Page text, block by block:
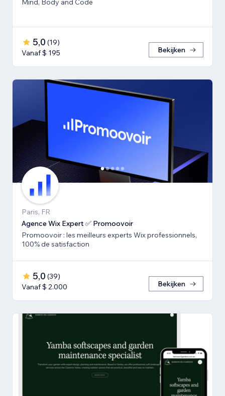
Mind, Body and Code
5,0 (19)
Vanaf $ 195
Bekijken
Paris, FR
Agence Wix Expert ✅ Promoovoir
Promoovoir : les meilleurs experts Wix professionnels,
100% de satisfaction
5,0 (39)
Vanaf $ 2.000
Bekijken